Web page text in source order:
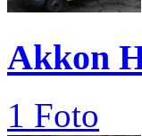
Akkon
1 Foto